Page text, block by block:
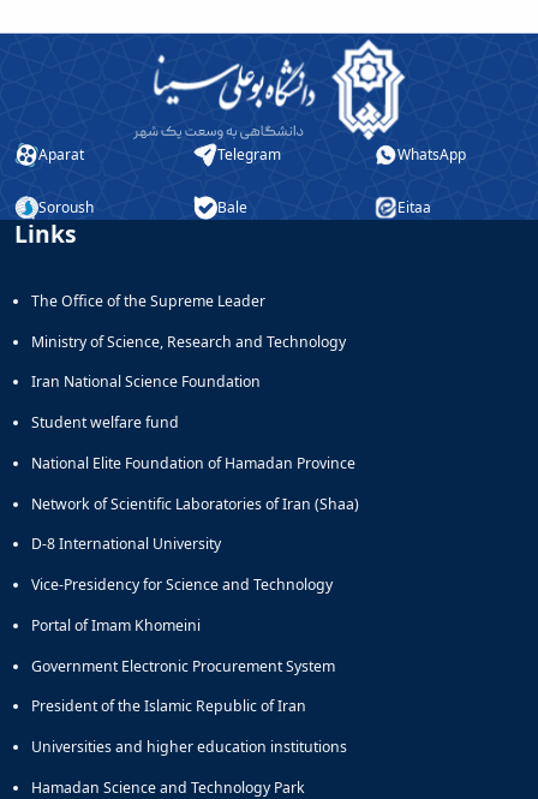
Aparat Telegram WhatsApp
Soroush Bale Eitaa
Links
The Office of the Supreme Leader
Ministry of Science, Research and Technology
Iran National Science Foundation
Student welfare fund
National Elite Foundation of Hamadan Province
Network of Scientific Laboratories of Iran (Shaa)
D-8 International University
Vice-Presidency for Science and Technology
Portal of Imam Khomeini
Government Electronic Procurement System
President of the Islamic Republic of Iran
Universities and higher education institutions
Hamadan Science and Technology Park